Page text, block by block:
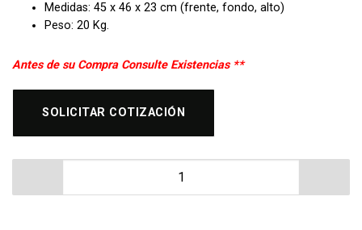
Medidas: 45 x 46 x 23 cm (frente, fondo, alto)
Peso: 20 Kg.
Antes de su Compra Consulte Existencias **
SOLICITAR COTIZACIÓN
Crepera Sencilla Electrica Migsa EM-1 cantidad